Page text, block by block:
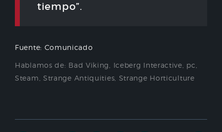
tiempo”.
Fuente: Comunicado
Hablamos de: Bad Viking Iceberg Interactive pc
Steam Strange Antiquities Strange Horticulture